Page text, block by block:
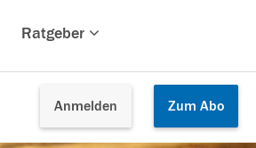
Ratgeber
Anmelden Zum Abo